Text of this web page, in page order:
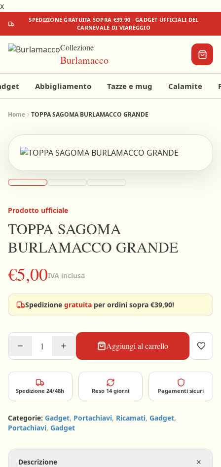
x
SPEDIZIONEGRATUITA SOPRA €39,90 · GADGET UFFICIALI DEL
CARNEVALE DI VIAREGGIO
Collezione
Burlamacco
Abbigliamento Tazze e mug Calamite
Il tuo
Aggiungi
per
Carrello
vuoto
Il
Carnevale
aspetta:
qualche
gadget!
Home TOPPA SAGOMA BURLAMACCO GRANDE
Prodotto ufficiale
TOPPA SAGOMA
BURLAMACCO GRANDE
€5,00IVA inclusa
Spedizione gratuita per ordini sopra €39,90!
Aggiungi al carrello
Spedizione 24/48h Reso 14 giorni Pagamenti sicuri
Categorie: Gadget, Portachiavi, Ricamati, Gadget,
Portachiavi, Gadget
Descrizione